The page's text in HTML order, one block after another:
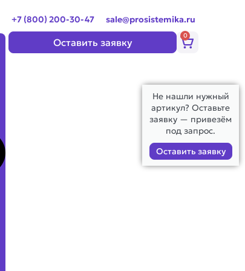
+7 (800) 200-30-47 sale@prosistemika.ru
Оставить заявку
0
Корзина
Не нашли нужный
артикул? Оставьте
заявку — привезём
под запрос.
Оставить заявку